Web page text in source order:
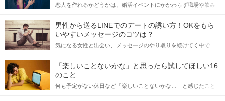
恋人を作れるかどうかは、婚活イベントにかかわらず職場や飲み
てアプローチできるかにも左右されます。 これから恋人作りを本
格的に始めようとしている方は、女性が異性を求めて出すサイン
をしっかりと理解し、正しい行動に移せるかどうかが重要。 この
記事では、女性が話しかけて欲しい時に出すサインとその心理を
合にどのような行動に繋げるべきかをご紹介していきます。
男性から送るLINEでのデートの誘い方！OKをもら
いやすいメッセージのコツは？
気になる女性と出会い、メッセージのやり取りを続けてく中で
しかし、中には「どう誘ったらいいの？」とお困りの男性もいら
っしゃるのではないでしょうか。 そこで今回は、男性から女性へ
送るLINEでのデートの誘い方のコツをご紹介します。例文も混じ
えながら解説するので、ぜひ参考にしてください。
「楽しいことないかな」と思ったら試してほしい16
のこと
何も予定がない休日など「楽しいことないかな…」と感じたこと